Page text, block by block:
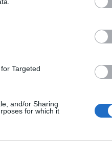
Targeted
and/or Sharing
for which it
lontano
Corsa,
un impatto
la sua corsa
sosteneva
dai